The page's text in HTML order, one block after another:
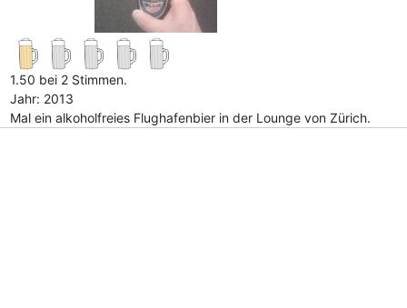
1.50 bei 2 Stimmen.
Jahr: 2013
Mal ein alkoholfreies Flughafenbier in der Lounge von Zürich.